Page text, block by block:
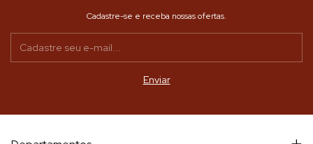
Cadastre-se e receba nossas ofertas.